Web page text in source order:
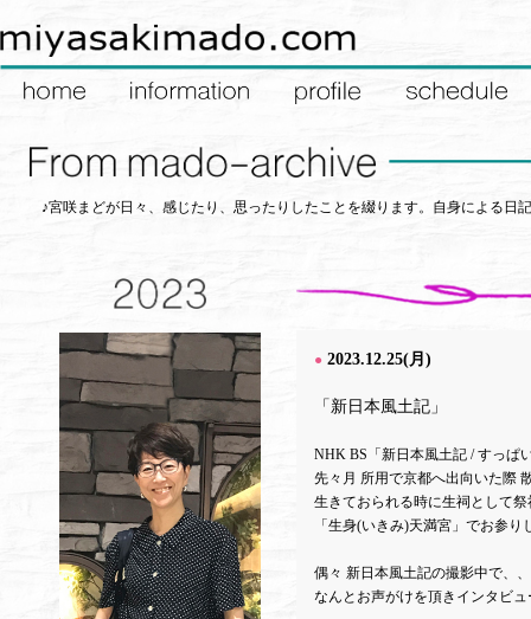
♪宮咲まどが日々、感じたり、思ったりしたことを綴ります。自身による日
● 2023.12.25(月)
「新日本風土記」
NHK BS「新日本風土記 / すっぱ
先々月 所用で京都へ出向いた際
生きておられる時に生祠として
「生身(いきみ)天満宮」でお参
偶々 新日本風土記の撮影中で、
なんとお声がけを頂きインタビ